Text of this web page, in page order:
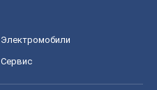
Электромобили
Сервис